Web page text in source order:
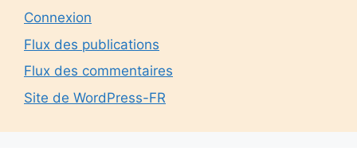
Connexion
Flux des publications
Flux des commentaires
Site de WordPress-FR